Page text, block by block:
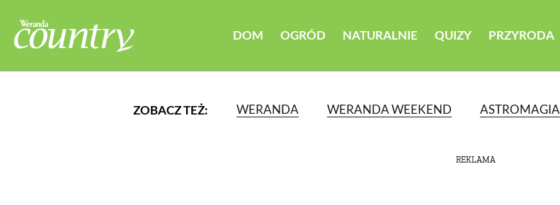
DOM OGRÓD NATURALNIE QUIZY PRZYRODA
ZOBACZ TEŻ: WERANDA WERANDA WEEKEND ASTROMAGIA
REKLAMA